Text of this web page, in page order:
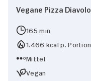
Vegane Pizza Diavolo
165 min
1.466 kcal p. Portion
Mittel
Vegan